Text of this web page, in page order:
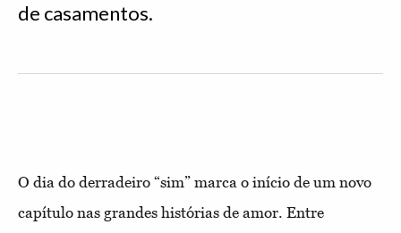
de casamentos.
O dia do derradeiro “sim” marca o início de um novo
capítulo nas grandes histórias de amor. Entre